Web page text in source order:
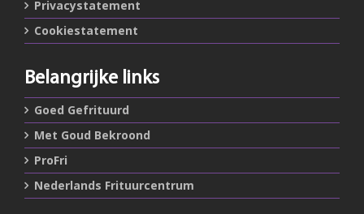
Privacystatement
Cookiestatement
Belangrijke links
Goed Gefrituurd
Met Goud Bekroond
ProFri
Nederlands Frituurcentrum